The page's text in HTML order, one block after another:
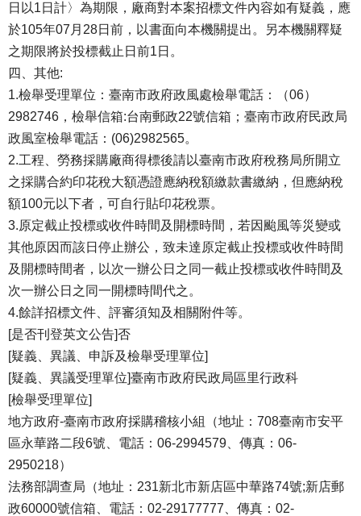
日以1日計〉為期限，廠商對本案招標文件內容如有疑義，應
於105年07月28日前，以書面向本機關提出。另本機關釋疑
之期限將於投標截止日前1日。
四、其他:
1.檢舉受理單位：臺南市政府政風處檢舉電話：（06）
2982746，檢舉信箱:台南郵政22號信箱；臺南市政府民政局
政風室檢舉電話：(06)2982565。
2.工程、勞務採購廠商得標後請以臺南市政府稅務局所開立
之採購合約印花稅大額憑證應納稅額繳款書繳納，但應納稅
額100元以下者，可自行貼印花稅票。
3.原定截止投標或收件時間及開標時間，若因颱風等災變或
其他原因而該日停止辦公，致未達原定截止投標或收件時間
及開標時間者，以次一辦公日之同一截止投標或收件時間及
次一辦公日之同一開標時間代之。
4.餘詳招標文件、評審須知及相關附件等。
[是否刊登英文公告]否
[疑義、異議、申訴及檢舉受理單位]
[疑義、異議受理單位]臺南市政府民政局區里行政科
[檢舉受理單位]
地方政府-臺南市政府採購稽核小組（地址：708臺南市安平
區永華路二段6號、電話：06-2994579、傳真：06-
2950218）
法務部調查局（地址：231新北市新店區中華路74號;新店郵
政60000號信箱、電話：02-29177777、傳真：02-